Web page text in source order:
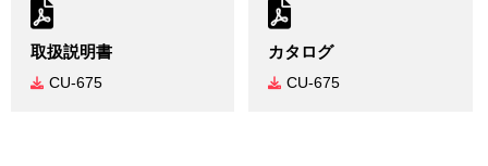
取扱説明書
CU-675
カタログ
CU-675